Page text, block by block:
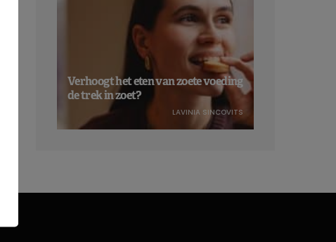
Verhoogt het eten van zoete voeding
de trek in zoet?
LAVINIA SINCOVITS